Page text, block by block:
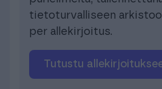
tietoturvalliseen
per allekirjoitus.
Tutustu